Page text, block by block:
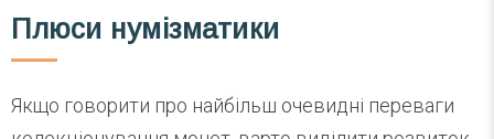
Плюси нумізматики
Якщо говорити про найбільш очевидні переваги